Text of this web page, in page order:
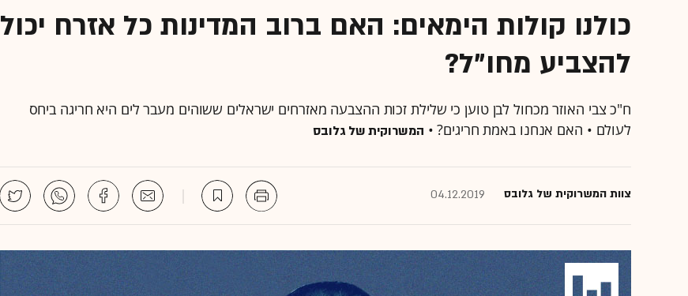
כולנו קולות הימאים: האם ברוב המדינות כל אזרח יכול
להצביע מחו"ל?
ח"כ צבי האוזר מכחול לבן טוען כי שלילת זכות ההצבעה מאזרחים ישראלים ששוהים מעבר לים היא חריגה ביחס
לעולם • האם אנחנו באמת חריגים? • המשרוקית של גלובס
צוות המשרוקית של גלובס 04.12.2019